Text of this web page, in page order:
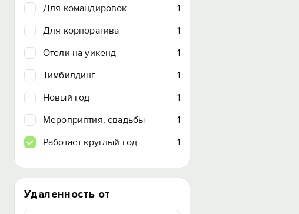
Для командировок
1
Для корпоратива
1
Отели на уикенд
1
Тимбилдинг
1
Новый год
1
Мероприятия, свадьбы
1
Работает круглый год
1
Удаленность от